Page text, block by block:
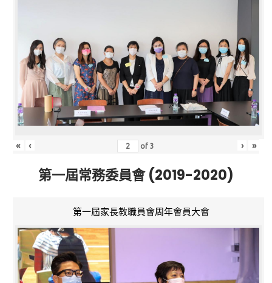
« ‹ of3 › »
第一屆常務委員會 (2019-2020)
第一屆家長教職員會周年會員大會